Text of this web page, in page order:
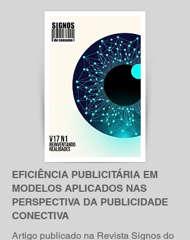
EFICIÊNCIA PUBLICITÁRIA EM
MODELOS APLICADOS NAS
PERSPECTIVA DA PUBLICIDADE
CONECTIVA
Artigo publicado na Revista Signos do